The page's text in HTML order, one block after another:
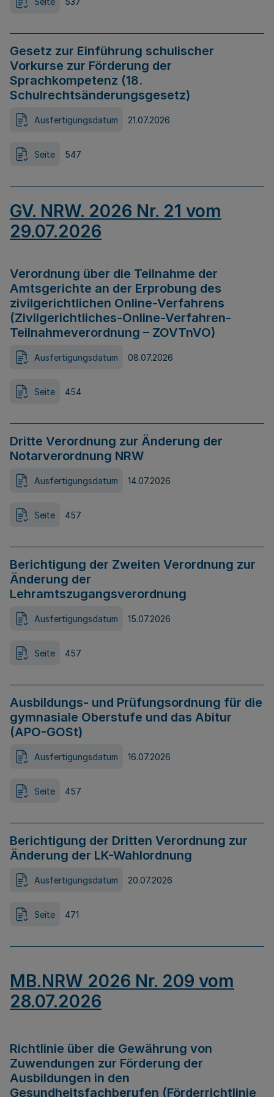
Gesetz zur Einführung schulischer
Vorkurse zur Förderung der
Sprachkompetenz (18.
Schulrechtsänderungsgesetz)
Ausfertigungsdatum 21.07.2026
Seite 547
GV. NRW. 2026 Nr. 21 vom
29.07.2026
Verordnung über die Teilnahme der
Amtsgerichte an der Erprobung des
zivilgerichtlichen Online-Verfahrens
(Zivilgerichtliches-Online-Verfahren-
Teilnahmeverordnung – ZOVTnVO)
Ausfertigungsdatum 08.07.2026
Seite 454
Dritte Verordnung zur Änderung der
Notarverordnung NRW
Ausfertigungsdatum 14.07.2026
Seite 457
Berichtigung der Zweiten Verordnung zur
Änderung der
Lehramtszugangsverordnung
Ausfertigungsdatum 15.07.2026
Seite 457
Ausbildungs- und Prüfungsordnung für die
gymnasiale Oberstufe und das Abitur
(APO-GOSt)
Ausfertigungsdatum 16.07.2026
Seite 457
Berichtigung der Dritten Verordnung zur
Änderung der LK-Wahlordnung
Ausfertigungsdatum 20.07.2026
Seite 471
MB.NRW 2026 Nr. 209 vom
28.07.2026
Richtlinie über die Gewährung von
Zuwendungen zur Förderung der
Ausbildungen in den
Gesundheitsfachberufen (Förderrichtlinie